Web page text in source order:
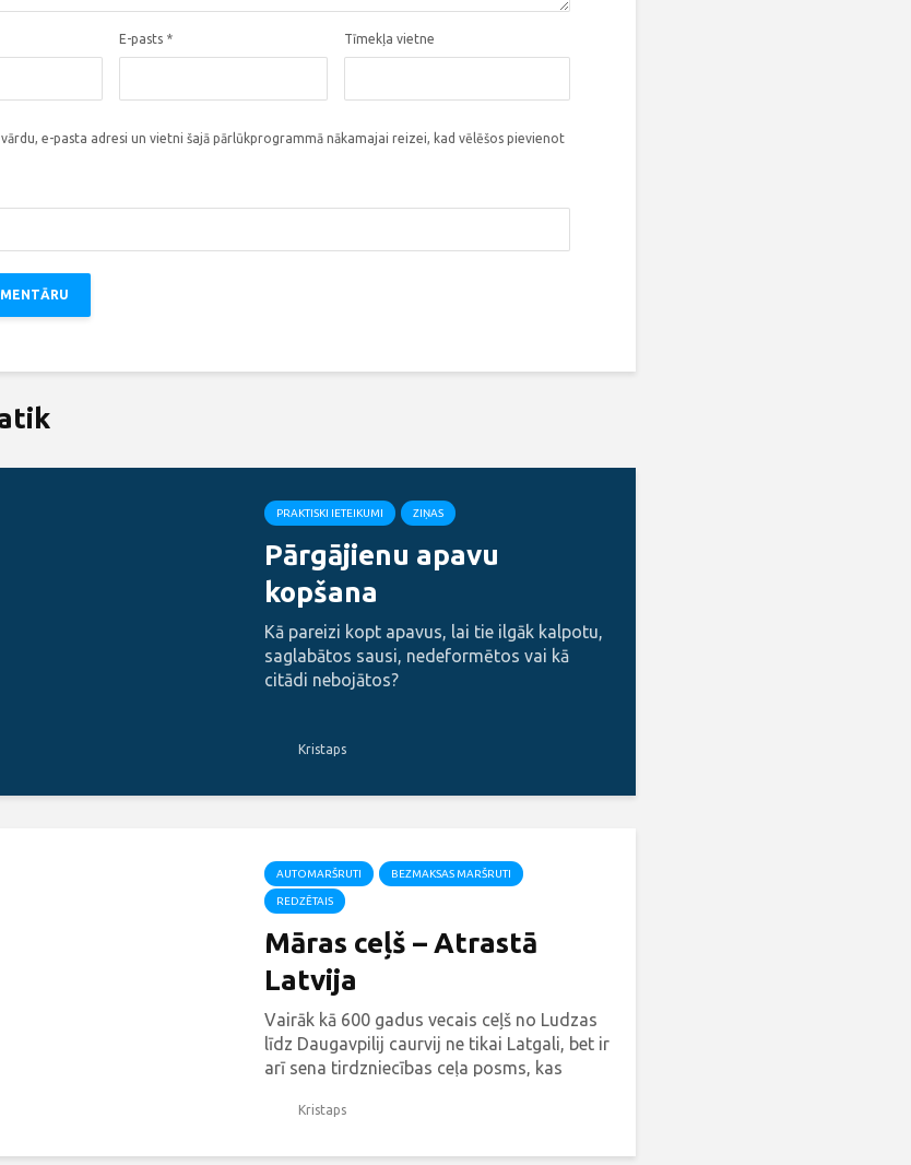
E-pasts * Tīmekļa vietne
e-pasta adresi un vietni šajā pārlūkprogrammā nākamajai reizei, kad vēlēšos pievienot
PRAKTISKI IETEIKUMI ZIŅAS
Pārgājienu apavu
kopšana
Kā pareizi kopt apavus, lai tie ilgāk kalpotu,
saglabātos sausi, nedeformētos vai kā
citādi nebojātos?
Kristaps
AUTOMARŠRUTI BEZMAKSAS MARŠRUTI
REDZĒTAIS
Māras ceļš – Atrastā
Latvija
Vairāk kā 600 gadus vecais ceļš no Ludzas
līdz Daugavpilij caurvij ne tikai Latgali, bet ir
arī sena tirdzniecības ceļa posms, kas
arhitektūru un mākslu.
Kristaps